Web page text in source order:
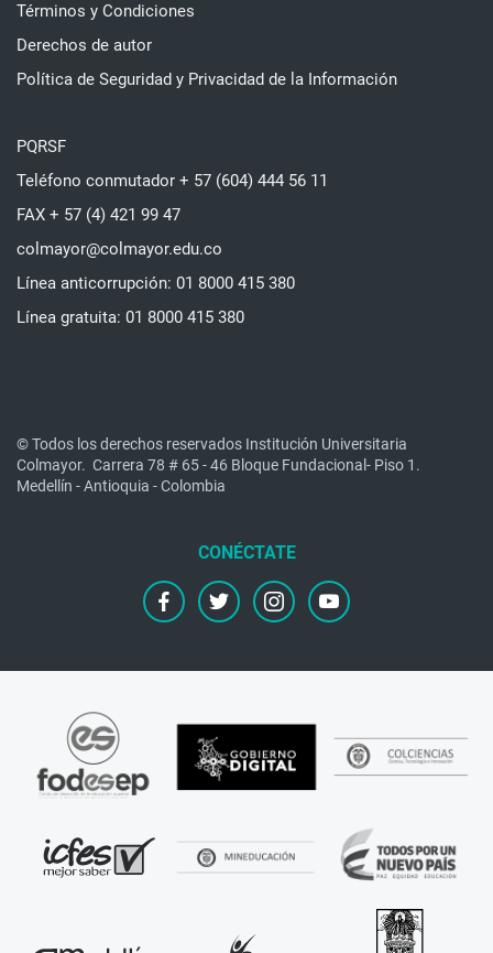
Términos y Condiciones
Derechos de autor
Política de Seguridad y Privacidad de la Información
PQRSF
Teléfono conmutador + 57 (604) 444 56 11
FAX + 57 (4) 421 99 47
colmayor@colmayor.edu.co
Línea anticorrupción: 01 8000 415 380
Línea gratuita: 01 8000 415 380
© Todos los derechos reservados Institución Universitaria
Colmayor. Carrera 78 # 65 - 46 Bloque Fundacional- Piso 1.
Medellín - Antioquia - Colombia
facebooktwitter instagramyoutube